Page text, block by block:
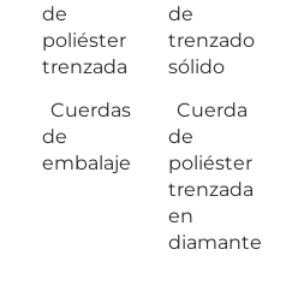
de
poliéster
trenzada
de
trenzado
sólido
Cuerdas
de
embalaje
Cuerda
de
poliéster
trenzada
en
diamante